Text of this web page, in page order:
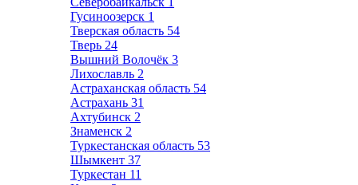
Гусиноозерск 1
Тверская область 54
Тверь 24
Вышний Волочёк 3
Лихославль 2
Астраханская область 54
Астрахань 31
Ахтубинск 2
Знаменск 2
Туркестанская область 53
Шымкент 37
Туркестан 11